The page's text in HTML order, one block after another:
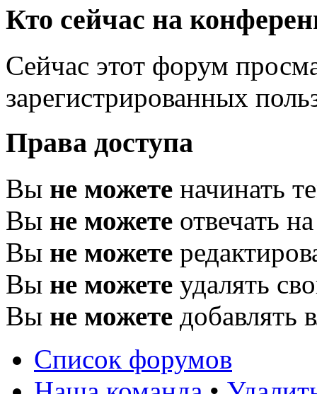
Кто сейчас на
Сейчас этот форум
зарегистрированных
Права доступа
Вы не можете начинать
Вы не можете отвечать
Вы не можете
Вы не можете удалять
Вы не можете добавлять
Список форумов